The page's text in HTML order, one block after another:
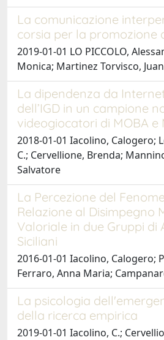
La comunicazione
corsia per la promozione
2019-01-01 LO PICCOLO,
Monica; Martinez Torvisco, Juan
La dipendenza da
dell’IGD in un campione
videogiocatori di MOBA e
2018-01-01 Iacolino, Calogero;
C.; Cervellione, Brenda;
Salvatore
La Percezione del
Relazione al Disimpegno
Valoriale in due Gruppi di
Siciliani
2016-01-01 Iacolino, Calogero;
Ferraro, Anna Maria;
La psicologia
della ricerca empirica
2019-01-01 Iacolino, C.;